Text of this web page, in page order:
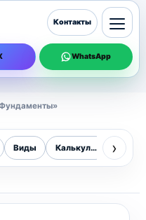
WhatsApp
Контакты
»
Виды Калькулятор Цены
›